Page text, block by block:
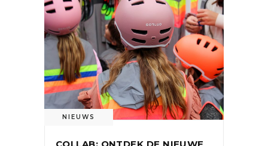
NIEUWS
COLLAB: ONTDEK DE NIEUWE